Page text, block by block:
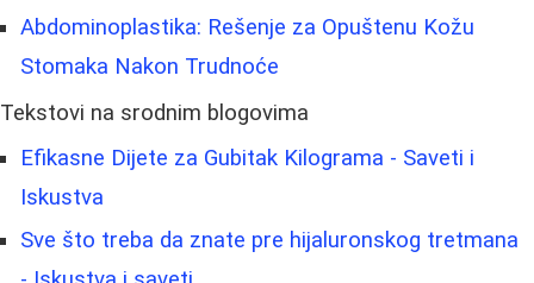
Abdominoplastika: Rešenje za Opuštenu Kožu
Stomaka Nakon Trudnoće
Tekstovi na srodnim blogovima
Efikasne Dijete za Gubitak Kilograma - Saveti i
Iskustva
Sve što treba da znate pre hijaluronskog tretmana